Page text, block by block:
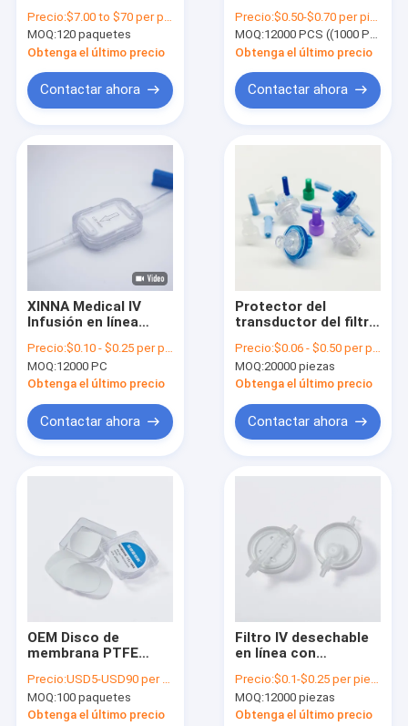
En casa
Productos
Los vídeos
Recorrido por la fábrica
Control de calidad
Contacta con nosotros
En línea filtro IV
Filtro de disco de membrana
Membrana del PES
33mm Diámetro
Precio:$7.00 to $70 per pack
MOQ:120 paquetes
Obtenga el último precio
Contactar ahora
Precio:$0.50-$0.70 per piece
MOQ:12000 PCS ((1000 PCS por paquete)
Obtenga el último precio
Contactar ahora
XINNA Medical IV
Infusión en línea
de microporos
Precio:$0.10 - $0.25 per piece
MOQ:12000 PC
Obtenga el último precio
Contactar ahora
Protector del
transductor del filtro
antibacteriano 0,22
micrones 23 mm
Precio:$0.06 - $0.50 per piece
MOQ:20000 piezas
Obtenga el último precio
Contactar ahora
OEM Disco de
membrana PTFE
de los poros 0.1μm
0.22μm 0.45μm Filtro
Precio:USD5-USD90 per pack
MOQ:100 paquetes
Obtenga el último precio
Filtro IV desechable
en línea con
entrada / salida del
tubo de infusión
Precio:$0.1-$0.25 per piece
MOQ:12000 piezas
Obtenga el último precio